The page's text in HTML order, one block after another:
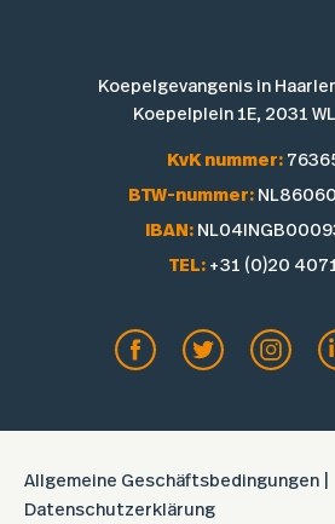
Koepelgevangenis in
Koepelplein 1E, 2031
KvK nummer:
BTW-nummer:
IBAN:
TEL: +31 (0)20
Allgemeine Geschäftsbedingungen
Datenschutzerklärung